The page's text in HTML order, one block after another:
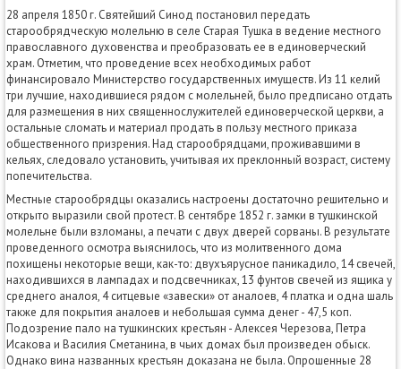
28 апреля 1850 г. Святейший Синод постановил передать
старообрядческую молельню в селе Старая Тушка в ведение местного
православного духовенства и преобразовать ее в единоверческий
храм. Отметим, что проведение всех необходимых работ
финансировало Министерство государственных имуществ. Из 11 келий
три лучшие, находившиеся рядом с молельней, было предписано отдать
для размещения в них священнослужителей единоверческой церкви, а
остальные сломать и материал продать в пользу местного приказа
общественного призрения. Над старообрядцами, проживавшими в
кельях, следовало установить, учитывая их преклонный возраст, систему
попечительства.
Местные старообрядцы оказались настроены достаточно решительно и
открыто выразили свой протест. В сентябре 1852 г. замки в тушкинской
молельне были взломаны, а печати с двух дверей сорваны. В результате
проведенного осмотра выяснилось, что из молитвенного дома
похищены некоторые вещи, как-то: двухъярусное паникадило, 14 свечей,
находившихся в лампадах и подсвечниках, 13 фунтов свечей из ящика у
среднего аналоя, 4 ситцевые «завески» от аналоев, 4 платка и одна шаль
также для покрытия аналоев и небольшая сумма денег - 47,5 коп.
Подозрение пало на тушкинских крестьян - Алексея Черезова, Петра
Исакова и Василия Сметанина, в чьих домах был произведен обыск.
Однако вина названных крестьян доказана не была. Опрошенные 28